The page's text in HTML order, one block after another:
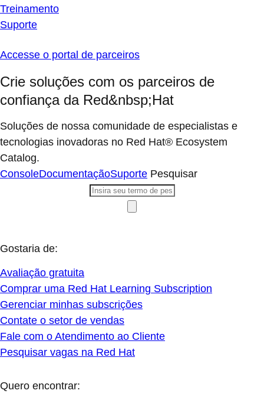
Treinamento
Suporte
Accesse o portal de parceiros
Crie soluções com os parceiros de
confiança da Red&nbsp;Hat
Soluções de nossa comunidade de especialistas e
tecnologias inovadoras no Red Hat® Ecosystem
Catalog.
ConsoleDocumentaçãoSuporte Pesquisar
Gostaria de:
Avaliação gratuita
Comprar uma Red Hat Learning Subscription
Gerenciar minhas subscrições
Contate o setor de vendas
Fale com o Atendimento ao Cliente
Pesquisar vagas na Red Hat
Quero encontrar: